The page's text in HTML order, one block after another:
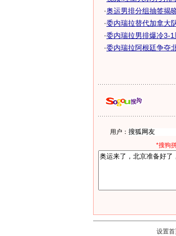
·奥运男排分组抽签揭
·委内瑞拉替代加拿大
·委内瑞拉男排爆冷3-
·委内瑞拉阿根廷争夺
用户：
*搜狗
设置